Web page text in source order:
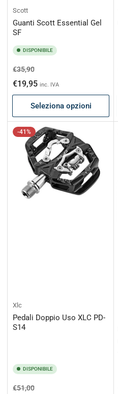
Scott
Guanti Scott Essential Gel
SF
DISPONIBILE
Prezzo
di
listino
€35,90Prezzo
scontato
€19,95 inc. IVA
Seleziona opzioni
-41%
Xlc
Pedali Doppio Uso XLC PD-
S14
DISPONIBILE
Prezzo
€51,00Prezzo